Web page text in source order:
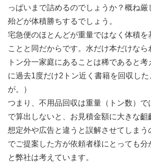
っぱいまで詰めるのでしょうか？概ね厳
殆どが体積勝ちするでしょう。
宅急便のほとんどが重量ではなく体積を
ことと同だからです。水だけ本だけなら
トン分一家庭にあることは稀であると
に過去1度だけ2トン近く書籍を回収し
が。）
つまり、不用品回収は重量（トン数）で
で算出しないと、お見積金額に大きな齟
想定外や広告と違うと誤解させてしまう
でご提案した方が依頼者様にとっても分
と弊社は考えています。